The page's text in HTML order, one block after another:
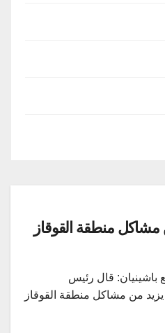
منطقة القوقاز
قال رئيس
يزيد من مشاكل منطقة القوقاز